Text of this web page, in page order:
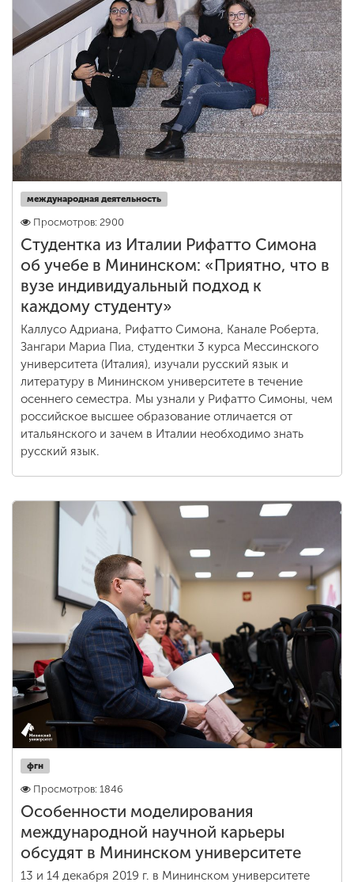
международная деятельность
Просмотров: 2900
Студентка из Италии Рифатто Симона
об учебе в Мининском: «Приятно, что в
вузе индивидуальный подход к
каждому студенту»
Каллусо Адриана, Рифатто Симона, Канале Роберта,
Зангари Мариа Пиа, студентки 3 курса Мессинского
университета (Италия), изучали русский язык и
литературу в Мининском университете в течение
осеннего семестра. Мы узнали у Рифатто Симоны, чем
российское высшее образование отличается от
итальянского и зачем в Италии необходимо знать
русский язык.
фгн
Просмотров: 1846
Особенности моделирования
международной научной карьеры
обсудят в Мининском университете
13 и 14 декабря 2019 г. в Мининском университете